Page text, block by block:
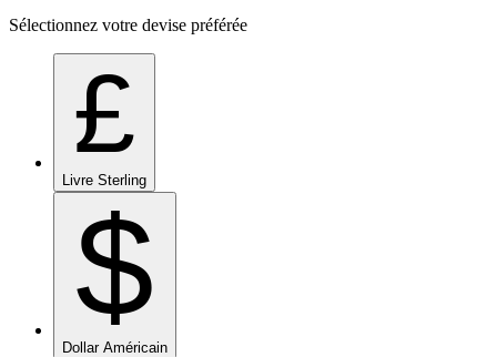
Sélectionnez votre devise préférée
£
Livre Sterling
$
Dollar Américain